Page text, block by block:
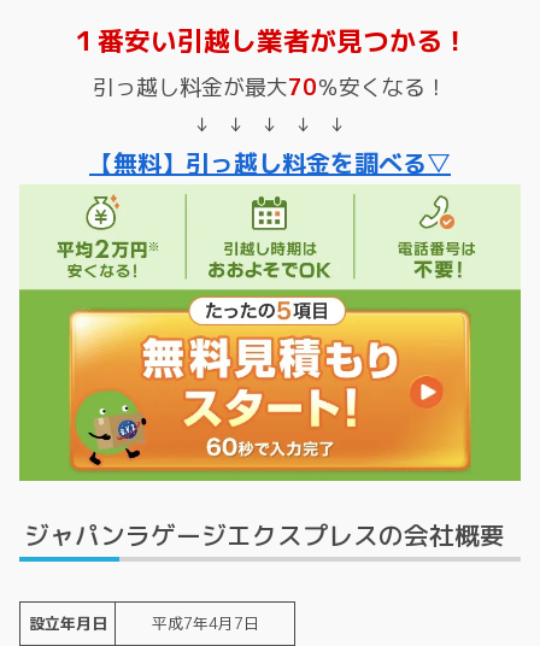
１番安い引越し業者が見つかる！
引っ越し料金が最大70％安くなる！
↓ ↓ ↓ ↓ ↓
【無料】引っ越し料金を調べる▽
ジャパンラゲージエクスプレスの会社概要
設立年月日
平成7年4月7日